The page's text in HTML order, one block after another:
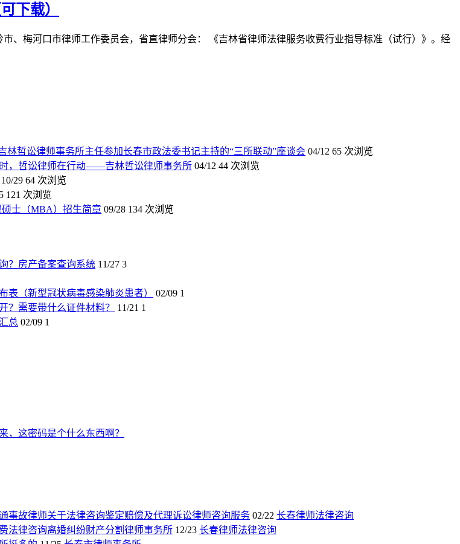
下载）
、梅河口市律师工作委员会，省直律师分会： 《吉林省律师法律服务收费行业指导标准（试行）》。经
林哲讼律师事务所主任参加长春市政法委书记主持的“三所联动”座谈会 04/12 65 次浏览
，哲讼律师在行动——吉林哲讼律师事务所 04/12 44 次浏览
10/29 64 次浏览
121 次浏览
士（MBA）招生简章 09/28 134 次浏览
？房产备案查询系统 11/27 3
表（新型冠状病毒感染肺炎患者）
02/09 1
？需要带什么证件材料？
11/21 1
总 02/09 1
，这密码是个什么东西啊？
事故律师关于法律咨询鉴定赔偿及代理诉讼律师咨询服务 02/22 长春律师法律咨询
法律咨询离婚纠纷财产分割律师事务所 12/23 长春律师法律咨询